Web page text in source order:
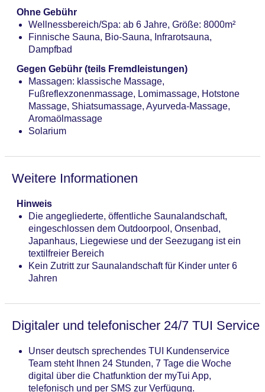
Ohne Gebühr
Wellnessbereich/Spa: ab 6 Jahre, Größe: 8000m²
Finnische Sauna, Bio-Sauna, Infrarotsauna,
Dampfbad
Gegen Gebühr (teils Fremdleistungen)
Massagen: klassische Massage,
Fußreflexzonenmassage, Lomimassage, Hotstone
Massage, Shiatsumassage, Ayurveda-Massage,
Aromaölmassage
Solarium
Weitere Informationen
Hinweis
Die angegliederte, öffentliche Saunalandschaft,
eingeschlossen dem Outdoorpool, Onsenbad,
Japanhaus, Liegewiese und der Seezugang ist ein
textilfreier Bereich
Kein Zutritt zur Saunalandschaft für Kinder unter 6
Jahren
Digitaler und telefonischer 24/7 TUI Service
Unser deutsch sprechendes TUI Kundenservice
Team steht Ihnen 24 Stunden, 7 Tage die Woche
digital über die Chatfunktion der myTui App,
telefonisch und per SMS zur Verfügung.